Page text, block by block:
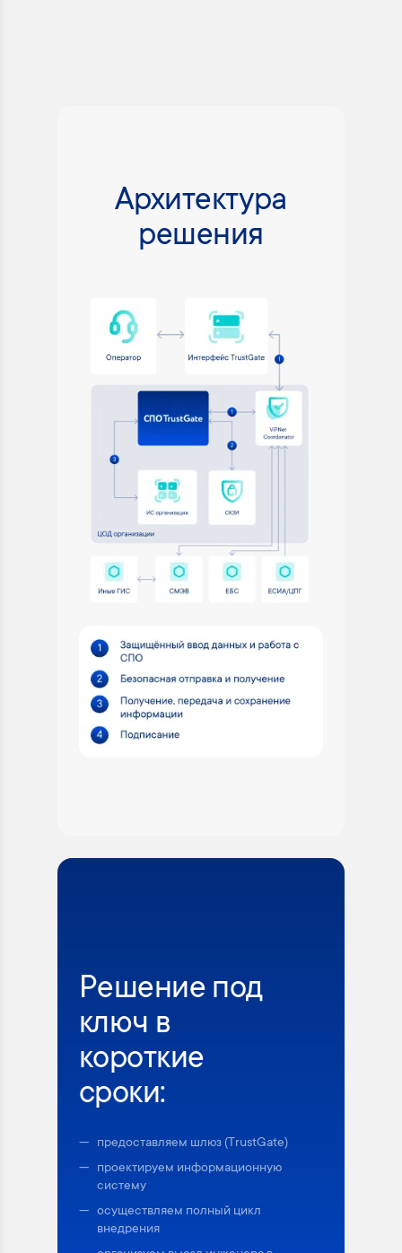
Архитектура
решения
Решение под
ключ в
короткие
сроки:
предоставляем шлюз (TrustGate)
проектируем информационную
систему
осуществляем полный цикл
внедрения